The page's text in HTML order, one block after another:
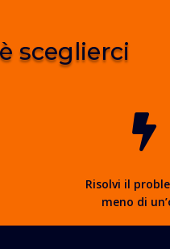
sceglierci

Risolvi il
meno di